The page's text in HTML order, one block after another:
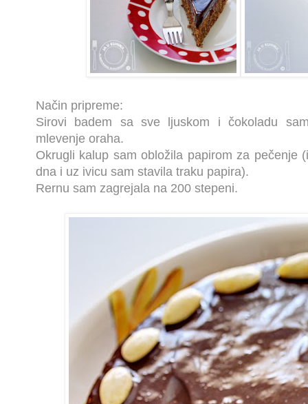
Način pripreme:
Sirovi badem sa sve ljuskom i čokoladu
mlevenje oraha.
Okrugli kalup sam obložila papirom za pečenje
dna i uz ivicu sam stavila traku papira).
Rernu sam zagrejala na 200 stepeni.